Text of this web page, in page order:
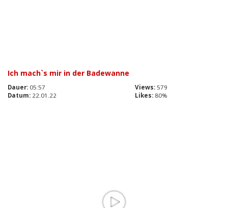
Ich mach`s mir in der Badewanne
Dauer: 05:57 Views: 579
Datum: 22.01.22 Likes: 80%